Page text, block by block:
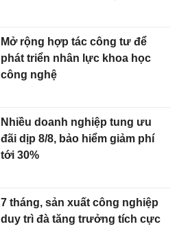
Mở rộng hợp tác công tư để
phát triển nhân lực khoa học
công nghệ
Nhiều doanh nghiệp tung ưu
đãi dịp 8/8, bảo hiểm giảm phí
tới 30%
7 tháng, sản xuất công nghiệp
duy trì đà tăng trưởng tích cực